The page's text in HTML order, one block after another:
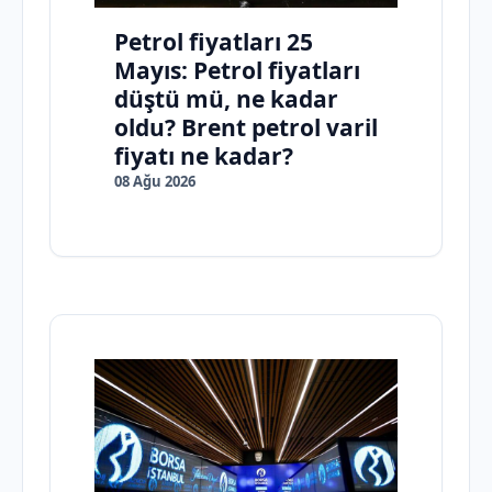
Petrol fiyatları 25
Mayıs: Petrol fiyatları
düştü mü, ne kadar
oldu? Brent petrol varil
fiyatı ne kadar?
08 Ağu 2026